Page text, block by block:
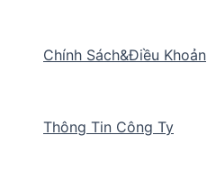
Chính Sách&Điều Khoản
Thông Tin Công Ty